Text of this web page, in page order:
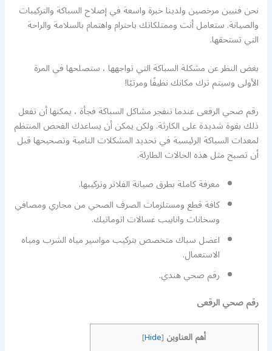
نحن فنيين مرخصين ولدينا خبرة واسعة في إصلاح السباكة والتركيبات
والصيانة. ستعامل أنت وممتلكاتك باحترام واهتمام بالسلامة والراحة
التي تستحقها.
بغض النظر عن مشكلة السباكة التي تواجهها ، ستصلحها في المرة
الأولى وسيتم ترك مكانك نظيفًا ومرتبًا!
رقم صحي الرقعى عندما تنفجر مشاكل السباكة فجأة ، يمكنها أن تفعل
ذلك بقوة شديدة على الكارثة. ولكن يمكن أن يساعدك الفحص المنتظم
لمعدات السباكة الرئيسية في تحديد المشكلات النامية وتصحيحها قبل
أن تصبح مثل هذه الحالات الطارئة.
معرفة كاملة بطرق صيانة الفلاتر وتركيبها.
كافة قطع ومستلزمات الصرف الصحي من مجاري ومصافي
وسخانات وانابيب غسالات اتوماتيك.
اغضل سباك متخصص بتركيب مواسير مياه الشرب ومياه
الاستعمال.
رقم صحي هندي.
رقم صحي الرقعى
أهم العناوين [
Hide
]